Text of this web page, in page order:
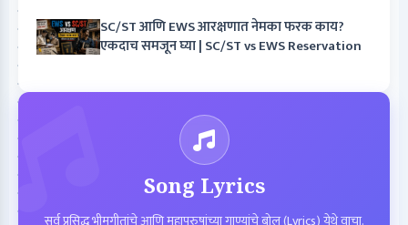
SC/ST आणि EWS आरक्षणात नेमका फरक काय?
एकदाच समजून घ्या | SC/ST vs EWS Reservation
Song Lyrics